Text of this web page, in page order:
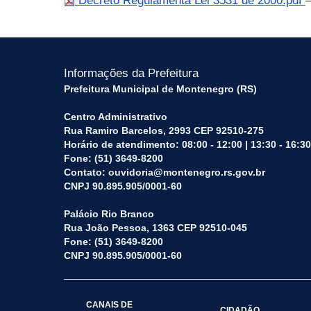
Informações da Prefeitura
Prefeitura Municipal de Montenegro (RS)
Centro Administrativo
Rua Ramiro Barcelos, 2993 CEP 92510-275
Horário de atendimento: 08:00 - 12:00 | 13:30 - 16:30
Fone: (51) 3649-8200
Contato: ouvidoria@montenegro.rs.gov.br
CNPJ 90.895.905/0001-60
Palácio Rio Branco
Rua João Pessoa, 1363 CEP 92510-045
Fone: (51) 3649-8200
CNPJ 90.895.905/0001-60
CANAIS DE